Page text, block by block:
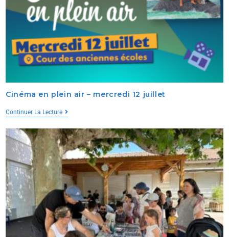
Cinéma en plein air – mercredi 12 juillet
Continuer La Lecture